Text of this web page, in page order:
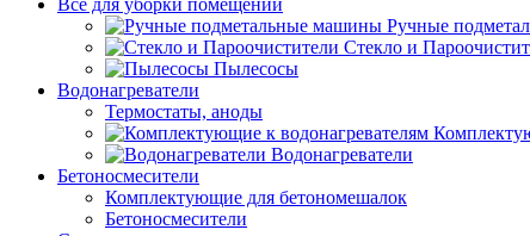
Все для уборки помещений
Ручные
Стекло и
Пылесосы
Водонагреватели
Термостаты, аноды
Водонагреватели
Бетоносмесители
Комплектующие для бетономешалок
Бетоносмесители